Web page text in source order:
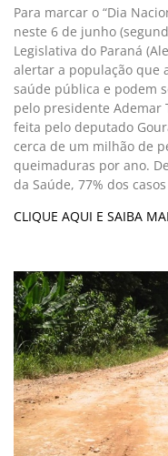
Para marcar o “Dia
neste 6 de junho
Legislativa do Paraná
alertar a população que
saúde pública e podem
pelo presidente Ademar
feita pelo deputado
cerca de um milhão de
queimaduras por ano.
da Saúde, 77% dos
CLIQUE AQUI E SAIBA